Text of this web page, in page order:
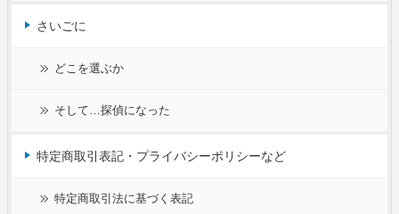
さいごに
どこを選ぶか
そして…探偵になった
特定商取引表記・プライバシーポリシーなど
特定商取引法に基づく表記